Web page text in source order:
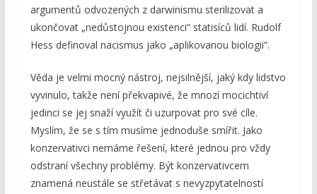
argumentů odvozených z darwinismu sterilizovat a
ukončovat „nedůstojnou existenci“ statisíců lidí. Rudolf
Hess definoval nacismus jako „aplikovanou biologii“.
Věda je velmi mocný nástroj, nejsilnější, jaký kdy lidstvo
vyvinulo, takže není překvapivé, že mnozí mocichtiví
jedinci se jej snaží využít či uzurpovat pro své cíle.
Myslím, že se s tím musíme jednoduše smířit. Jako
konzervativci nemáme řešení, které jednou pro vždy
odstraní všechny problémy. Být konzervativcem
znamená neustále se střetávat s nevyzpytatelností